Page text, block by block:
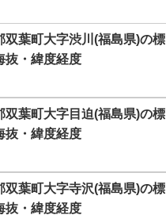
双葉町大字渋川(福島県)の標
抜・緯度経度
双葉町大字目迫(福島県)の標
抜・緯度経度
双葉町大字寺沢(福島県)の標
抜・緯度経度